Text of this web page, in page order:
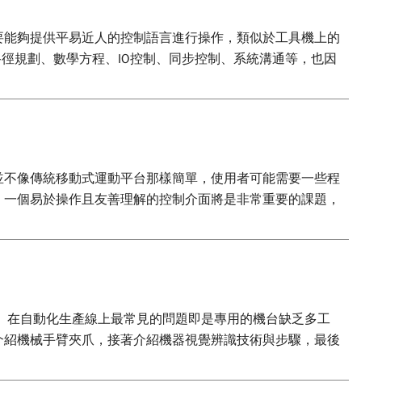
夠提供平易近人的控制語言進行操作，類似於工具機上的
規劃、數學方程、IO控制、同步控制、系統溝通等，也因
像傳統移動式運動平台那樣簡單，使用者可能需要一些程
個易於操作且友善理解的控制介面將是非常重要的課題，
自動化生產線上最常見的問題即是專用的機台缺乏多工
機械手臂夾爪，接著介紹機器視覺辨識技術與步驟，最後